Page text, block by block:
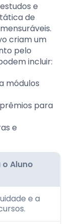
e
de
criam um
pelo
incluir:
módulos
para
e
Aluno
e a